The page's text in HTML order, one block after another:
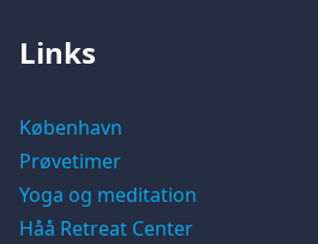
Links
København
Prøvetimer
Yoga og meditation
Håå Retreat Center